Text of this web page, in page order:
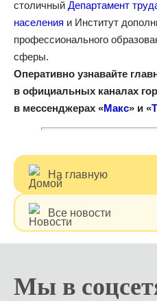
столичный Департамент
населения и Институт
профессионального
сферы.
Оперативно узнавайте
в официальных каналах
в мессенджерах «Mакс» и «
На главную
Все новости
Мы в